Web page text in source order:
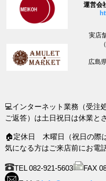
運営会
実店
広島
💻インターネット業務（受注
ご返答）は土日祝日は休業と
🏠定休日 木曜日（祝日の際
気になる方はご来店前にお電
TEL 082-921-5603
FAX